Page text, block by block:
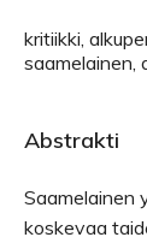
kritiikki,
saamelainen,
Abstrakti
Saamelainen
koskevaa